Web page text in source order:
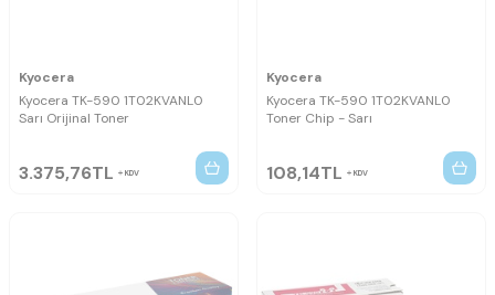
Kyocera
Kyocera TK-590 1T02KVANL0
Sarı Orijinal Toner
3.375,76TL KDV
Kyocera
Kyocera TK-590 1T02KVANL0
Toner Chip - Sarı
108,14TL KDV